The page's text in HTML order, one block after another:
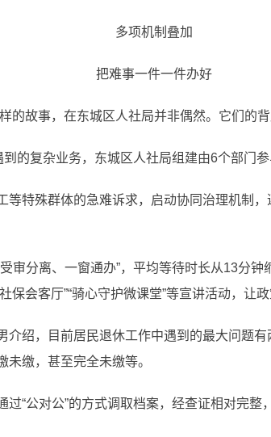
多项机制叠加
把难事一件一件办好
故事，在东城区人社局并非偶然。它们的背
复杂业务，东城区人社局组建由6个部门参
殊群体的急难诉求，启动协同治理机制，
分离、一窗通办”，平均等待时长从13分钟
保会客厅”“骑心守护微课堂”等宣讲活动，让
绍，目前居民退休工作中遇到的最大问题有
缴，甚至完全未缴等。
公对公”的方式调取档案，经查证相对完整